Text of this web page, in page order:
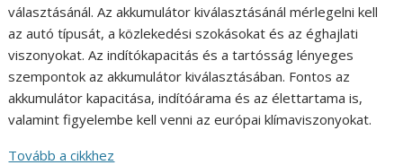
választásánál. Az akkumulátor kiválasztásánál mérlegelni kell
az autó típusát, a közlekedési szokásokat és az éghajlati
viszonyokat. Az indítókapacitás és a tartósság lényeges
szempontok az akkumulátor kiválasztásában. Fontos az
akkumulátor kapacitása, indítóárama és az élettartama is,
valamint figyelembe kell venni az európai klímaviszonyokat.
Tovább a cikkhez